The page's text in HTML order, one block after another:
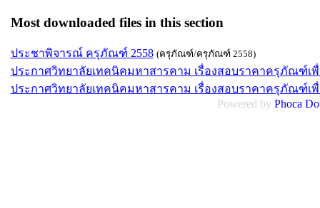
Most downloaded files in this section
ประชาพิจารณ์ ครุภัณฑ์ 2558 (ครุภัณฑ์/ครุภัณฑ์ 2558)
ประกาศวิทยาลัยเทคนิคมหาสารคาม เรื่องสอบราคาครุภัณฑ์เ
ประกาศวิทยาลัยเทคนิคมหาสารคาม เรื่องสอบราคาครุภัณฑ์เ
Powered by Phoca